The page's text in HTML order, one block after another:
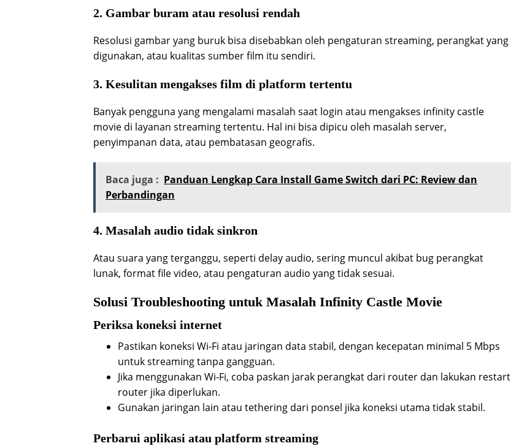
2. Gambar buram atau resolusi rendah
Resolusi gambar yang buruk bisa disebabkan oleh pengaturan streaming, perangkat yang
digunakan, atau kualitas sumber film itu sendiri.
3. Kesulitan mengakses film di platform tertentu
Banyak pengguna yang mengalami masalah saat login atau mengakses infinity castle
movie di layanan streaming tertentu. Hal ini bisa dipicu oleh masalah server,
penyimpanan data, atau pembatasan geografis.
Baca juga : Panduan Lengkap Cara Install Game Switch dari PC: Review dan
Perbandingan
4. Masalah audio tidak sinkron
Atau suara yang terganggu, seperti delay audio, sering muncul akibat bug perangkat
lunak, format file video, atau pengaturan audio yang tidak sesuai.
Solusi Troubleshooting untuk Masalah Infinity Castle Movie
Periksa koneksi internet
Pastikan koneksi Wi-Fi atau jaringan data stabil, dengan kecepatan minimal 5 Mbps
untuk streaming tanpa gangguan.
Jika menggunakan Wi-Fi, coba paskan jarak perangkat dari router dan lakukan restart
router jika diperlukan.
Gunakan jaringan lain atau tethering dari ponsel jika koneksi utama tidak stabil.
Perbarui aplikasi atau platform streaming